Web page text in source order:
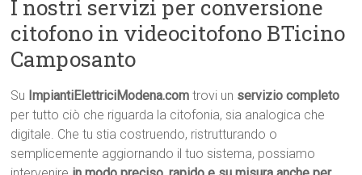
I nostri servizi per conversione
citofono in videocitofono BTicino
Camposanto
Su ImpiantiElettriciModena.com trovi un servizio completo
per tutto ciò che riguarda la citofonia, sia analogica che
digitale. Che tu stia costruendo, ristrutturando o
semplicemente aggiornando il tuo sistema, possiamo